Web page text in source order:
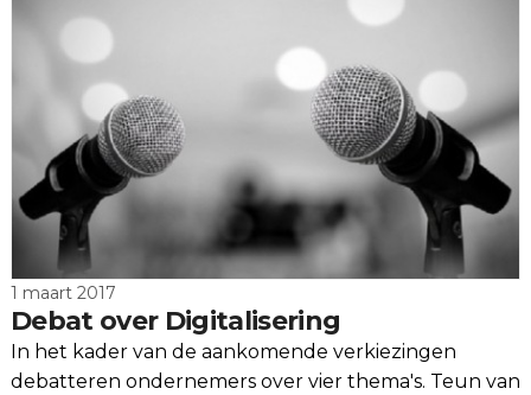
1 maart 2017
Debat over Digitalisering
In het kader van de aankomende verkiezingen
debatteren ondernemers over vier thema's. Teun van